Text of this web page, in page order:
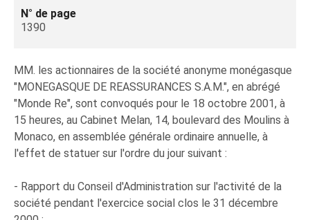
N° de page
1390
MM. les actionnaires de la société anonyme monégasque
"MONEGASQUE DE REASSURANCES S.A.M.", en abrégé
"Monde Re", sont convoqués pour le 18 octobre 2001, à
15 heures, au Cabinet Melan, 14, boulevard des Moulins à
Monaco, en assemblée générale ordinaire annuelle, à
l'effet de statuer sur l'ordre du jour suivant :
- Rapport du Conseil d'Administration sur l'activité de la
société pendant l'exercice social clos le 31 décembre